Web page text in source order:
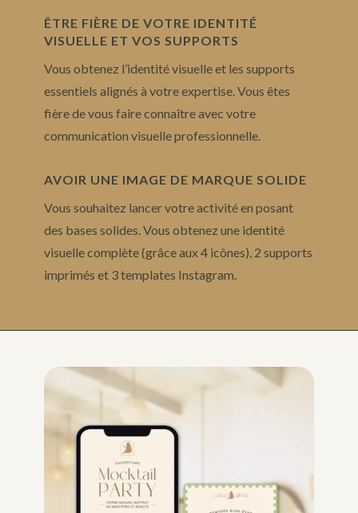
ÊTRE FIÈRE DE VOTRE IDENTITÉ
VISUELLE ET VOS SUPPORTS
Vous obtenez l’identité visuelle et les supports
essentiels alignés à votre expertise. Vous êtes
fière de vous faire connaître avec votre
communication visuelle professionnelle.
AVOIR UNE IMAGE DE MARQUE SOLIDE
Vous souhaitez lancer votre activité en posant
des bases solides. Vous obtenez une identité
visuelle complète (grâce aux 4 icônes), 2 supports
imprimés et 3 templates Instagram.